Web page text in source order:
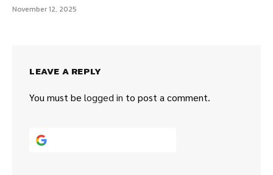
November 12, 2025
LEAVE A REPLY
You must be logged in to post a comment.